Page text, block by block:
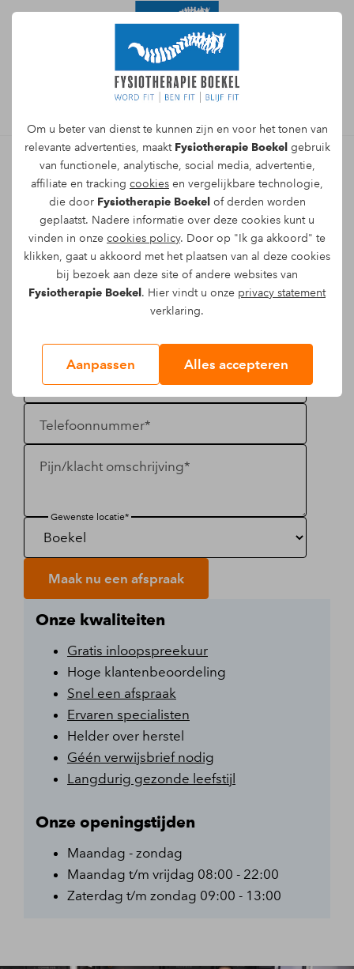
Om u beter van dienst te kunnen zijn en voor het tonen van
relevante advertenties, maakt Fysiotherapie Boekel gebruik
van functionele, analytische, social media, advertentie,
affiliate en tracking cookies en vergelijkbare technologie,
die door Fysiotherapie Boekel of derden worden
geplaatst. Nadere informatie over deze cookies kunt u
vinden in onze cookies policy. Door op "Ik ga akkoord" te
klikken, gaat u akkoord met het plaatsen van al deze cookies
bij bezoek aan deze site of andere websites van
Fysiotherapie Boekel . Hier vindt u onze privacy statement
verklaring.
Aanpassen Alles accepteren
Afspraak maken
Direct online een afspraak
maken met een
fysiotherapeut voor
behandelen
slijmbeursontsteking
Naam*
E-mail*
Telefoonnummer*
Pijn/klacht omschrijving*
Gewenste locatie*
Maak nu een afspraak
Onze kwaliteiten
Gratis inloopspreekuur
Hoge klantenbeoordeling
Snel een afspraak
Ervaren specialisten
Helder over herstel
Géén verwijsbrief nodig
Langdurig gezonde leefstijl
Onze openingstijden
Maandag - zondag
Maandag t/m vrijdag 08:00 - 22:00
Zaterdag t/m zondag 09:00 - 13:00